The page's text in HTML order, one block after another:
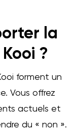
la
?
forment un
Vous offrez
actuels et
du « non ».